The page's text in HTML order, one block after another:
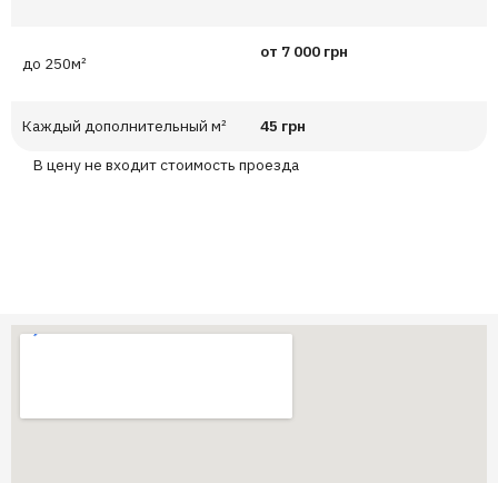
до 250м²
от 7 000 грн
Каждый дополнительный м²
45 грн
В цену не входит стоимость проезда